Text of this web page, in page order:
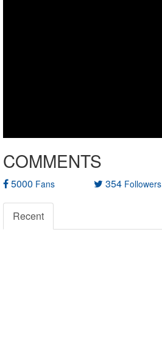
COMMENTS
5000 Fans 354 Followers
Recent